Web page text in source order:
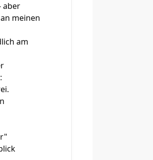
aber
meinen
am